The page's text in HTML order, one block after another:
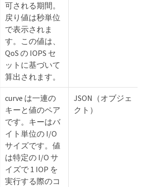
可される期間。
戻り値は秒単位
で表示されま
す。この値は、
QoS の IOPS セ
ットに基づいて
算出されます。
curve は一連の
キーと値のペア
です。キーはバ
イト単位の I/O
サイズです。値
は特定の I/O サ
イズで 1 IOP を
実行する際のコ
JSON（オブジェ
クト）